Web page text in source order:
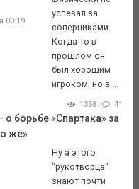
00:19
успевал за
соперниками.
Когда то в
прошлом он
был хорошим
игроком, но в ...
1368 41
борьбе «Спартака» за
же»
Ну а этого
"рукотворца"
знают почти